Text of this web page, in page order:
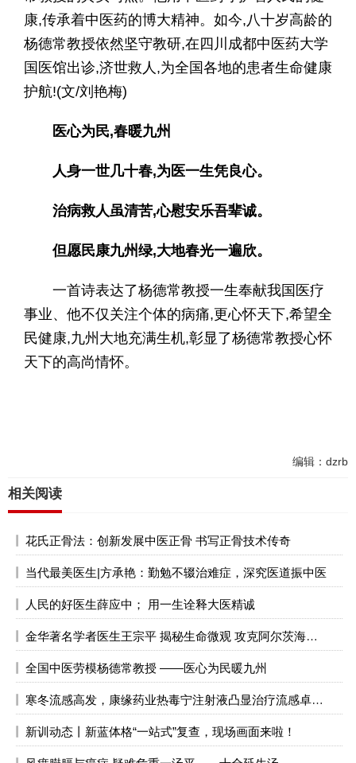
康,传承着中医药的博大精神。如今,八十岁高龄的
杨德常教授依然坚守教研,在四川成都中医药大学
国医馆出诊,济世救人,为全国各地的患者生命健康
护航!(文/刘艳梅)
医心为民,春暖九州
人身一世几十春,为医一生凭良心。
治病救人虽清苦,心慰安乐吾辈诚。
但愿民康九州绿,大地春光一遍欣。
一首诗表达了杨德常教授一生奉献我国医疗
事业、他不仅关注个体的病痛,更心怀天下,希望全
民健康,九州大地充满生机,彰显了杨德常教授心怀
天下的高尚情怀。
编辑：dzrb
相关阅读
花氏正骨法：创新发展中医正骨 书写正骨技术传奇
当代最美医生|方承艳：勤勉不辍治难症，深究医道振中医
人民的好医生薛应中； 用一生诠释大医精诚
金华著名学者医生王宗平 揭秘生命微观 攻克阿尔茨海默症
全国中医劳模杨德常教授 ——医心为民暖九州
寒冬流感高发，康缘药业热毒宁注射液凸显治疗流感卓越效能
新训动态丨新蓝体格“一站式”复查，现场画面来啦！